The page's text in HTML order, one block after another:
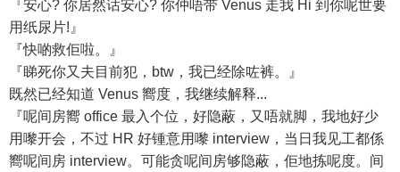
『安心? 你居然话安心? 你仲唔带 Venus 走我 Hi 到你呢世要
用纸尿片!』
『快啲救佢啦。』
『睇死你又夫目前犯，btw，我已经除咗裤。』
既然已经知道 Venus 嚮度，我继续解释...
『呢间房嚮 office 最入个位，好隐蔽，又唔就脚，我地好少
用嚟开会，不过 HR 好锺意用嚟 interview，当日我见工都係
嚮呢间房 interview。可能贪呢间房够隐蔽，佢地拣呢度。间